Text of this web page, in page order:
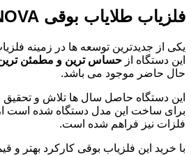
فلزیاب طلایاب بوقی NOVA نوا مدل پلاس
یکی از جدیدترین توسعه ها در زمینه
این دستگاه از حساس ترین و مطمئن
حال حاضر موجود می باشد.
این دستگاه حاصل سال ها تلاش و
برای ساخت این مدل دستگاه شده است
فلزات نیز فراهم شده است.
با خرید این فلزیاب بوقی کارکرد بهتر و